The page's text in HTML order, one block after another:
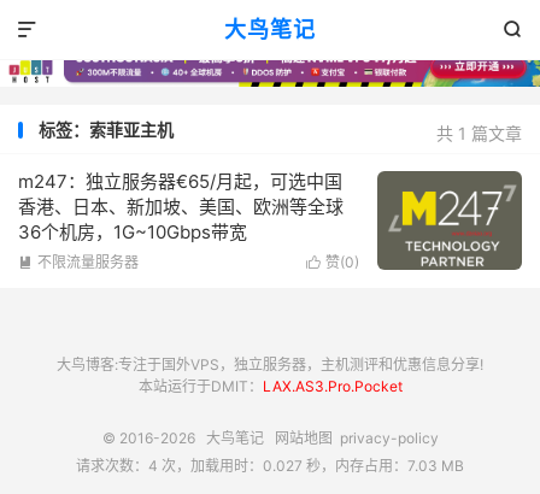
大鸟笔记 

共 1 篇文章
标签：索菲亚主机
m247：独立服务器€65/月起，可选中国
香港、日本、新加坡、美国、欧洲等全球
36个机房，1G~10Gbps带宽
 赞(0)
 不限流量服务器
大鸟博客:专注于国外VPS，独立服务器，主机测评和优惠信息分享!
本站运行于DMIT： LAX.AS3.Pro.Pocket
© 2016-2026 大鸟笔记 网站地图 privacy-policy
请求次数：4 次，加载用时：0.027 秒，内存占用：7.03 MB